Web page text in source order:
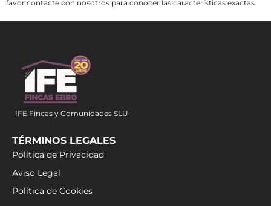
favor contacte con nosotros para conocer las características exactas.
IFE Fincas y Comunidades SLU
TÉRMINOS LEGALES
Política de Privacidad
Aviso Legal
Política de Cookies